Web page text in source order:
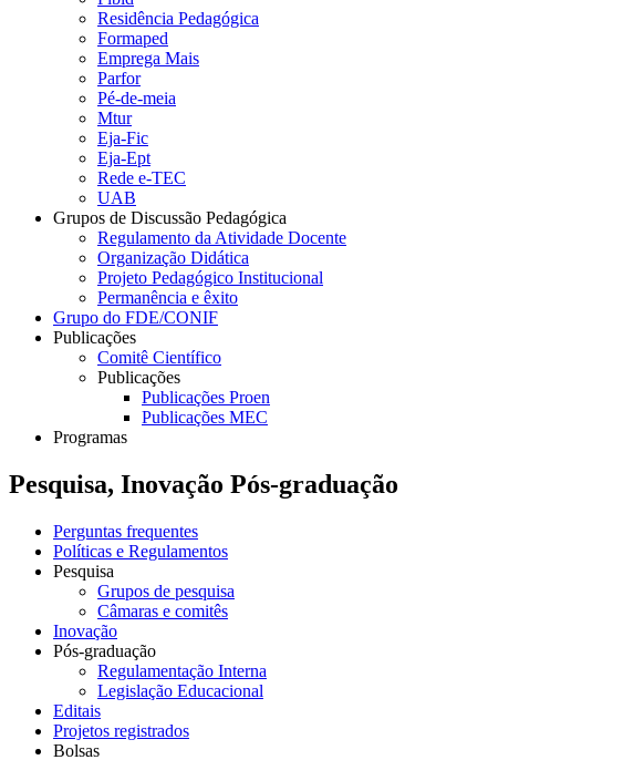
Residência Pedagógica
Formaped
Emprega Mais
Parfor
Pé-de-meia
Mtur
Eja-Fic
Eja-Ept
Rede e-TEC
UAB
Grupos de Discussão Pedagógica
Regulamento da Atividade Docente
Organização Didática
Projeto Pedagógico Institucional
Permanência e êxito
Grupo do FDE/CONIF
Publicações
Comitê Científico
Publicações
Publicações Proen
Publicações MEC
Programas
Pesquisa, Inovação Pós-graduação
Perguntas frequentes
Políticas e Regulamentos
Pesquisa
Grupos de pesquisa
Câmaras e comitês
Inovação
Pós-graduação
Regulamentação Interna
Legislação Educacional
Editais
Projetos registrados
Bolsas